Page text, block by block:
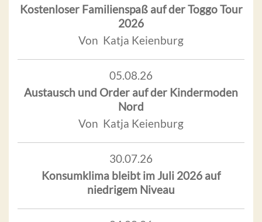
Kostenloser Familienspaß auf der Toggo Tour
2026
Von Katja Keienburg
05.08.26
Austausch und Order auf der Kindermoden
Nord
Von Katja Keienburg
30.07.26
Konsumklima bleibt im Juli 2026 auf
niedrigem Niveau